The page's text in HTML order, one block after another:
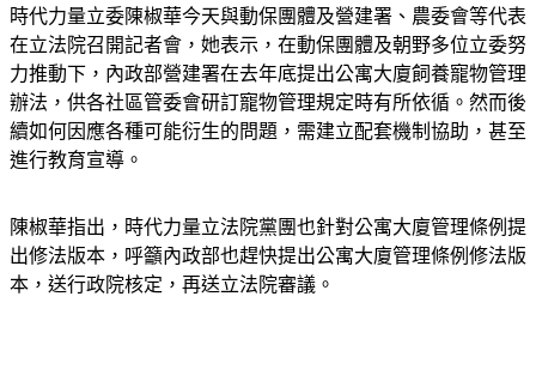
時代力量立委陳椒華今天與動保團體及營建署、農委會等代表
在立法院召開記者會，她表示，在動保團體及朝野多位立委努
力推動下，內政部營建署在去年底提出公寓大廈飼養寵物管理
辦法，供各社區管委會研訂寵物管理規定時有所依循。然而後
續如何因應各種可能衍生的問題，需建立配套機制協助，甚至
陳椒華指出，時代力量立法院黨團也針對公寓大廈管理條例提
出修法版本，呼籲內政部也趕快提出公寓大廈管理條例修法版